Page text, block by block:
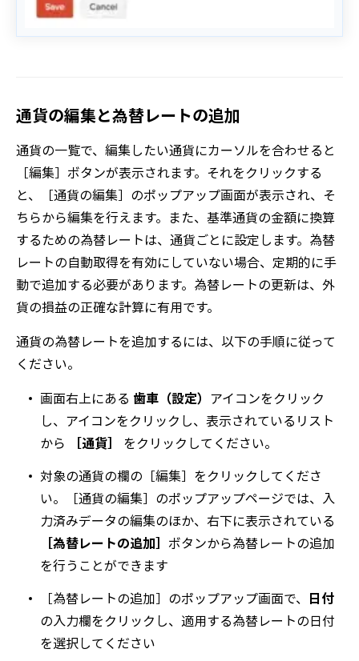
通貨の編集と為替レートの追加
通貨の一覧で、編集したい通貨にカーソルを合わせると
［編集］ボタンが表示されます。それをクリックする
と、［通貨の編集］のポップアップ画面が表示され、そ
ちらから編集を行えます。また、基準通貨の金額に換算
するための為替レートは、通貨ごとに設定します。為替
レートの自動取得を有効にしていない場合、定期的に手
動で追加する必要があります。為替レートの更新は、外
貨の損益の正確な計算に有用です。
通貨の為替レートを追加するには、以下の手順に従って
ください。
画面右上にある 歯車（設定） アイコンをクリック
し、アイコンをクリックし、表示されているリスト
から
［通貨］
をクリックしてください。
対象の通貨の欄の［編集］をクリックしてくださ
い。［通貨の編集］のポップアップページでは、入
力済みデータの編集のほか、右下に表示されている
［為替レートの追加］ ボタンから為替レートの追加
を行うことができます
［為替レートの追加］のポップアップ画面で、 日付
の入力欄をクリックし、適用する為替レートの日付
を選択してください